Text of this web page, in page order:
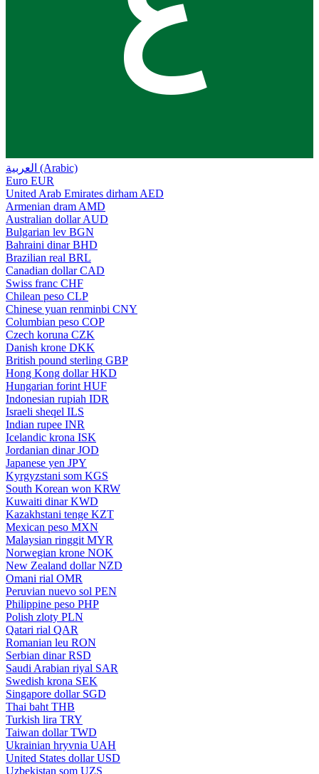
العربية (Arabic)
Euro EUR
United Arab Emirates dirham AED
Armenian dram AMD
Australian dollar AUD
Bulgarian lev BGN
Bahraini dinar BHD
Brazilian real BRL
Canadian dollar CAD
Swiss franc CHF
Chilean peso CLP
Chinese yuan renminbi CNY
Columbian peso COP
Czech koruna CZK
Danish krone DKK
British pound sterling GBP
Hong Kong dollar HKD
Hungarian forint HUF
Indonesian rupiah IDR
Israeli sheqel ILS
Indian rupee INR
Icelandic krona ISK
Jordanian dinar JOD
Japanese yen JPY
Kyrgyzstani som KGS
South Korean won KRW
Kuwaiti dinar KWD
Kazakhstani tenge KZT
Mexican peso MXN
Malaysian ringgit MYR
Norwegian krone NOK
New Zealand dollar NZD
Omani rial OMR
Peruvian nuevo sol PEN
Philippine peso PHP
Polish zloty PLN
Qatari rial QAR
Romanian leu RON
Serbian dinar RSD
Saudi Arabian riyal SAR
Swedish krona SEK
Singapore dollar SGD
Thai baht THB
Turkish lira TRY
Taiwan dollar TWD
Ukrainian hryvnia UAH
United States dollar USD
Uzbekistan som UZS